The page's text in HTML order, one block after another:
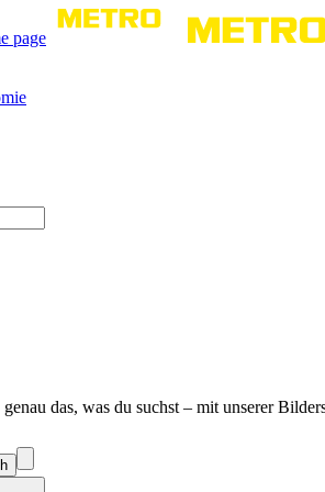
page
das, was du suchst – mit unserer